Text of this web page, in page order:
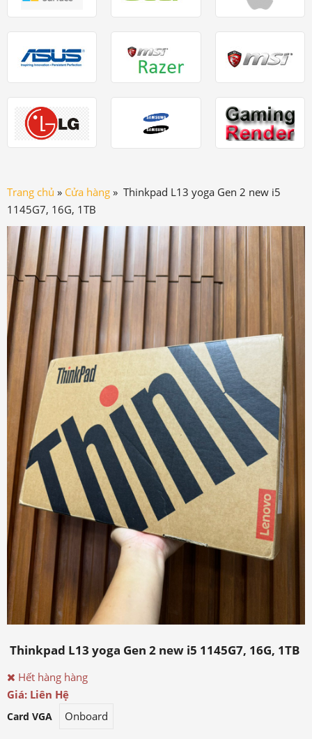
Trang chủ » Cửa hàng » Thinkpad L13 yoga Gen 2 new i5
1145G7, 16G, 1TB
Thinkpad L13 yoga Gen 2 new i5 1145G7, 16G, 1TB
Hết hàng hàng
Giá: Liên Hệ
Card VGA Onboard